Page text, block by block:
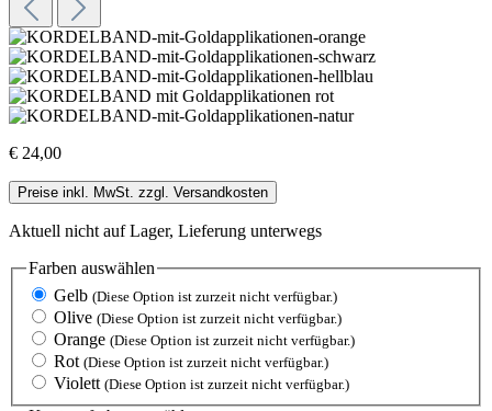
€ 24,00
Preise inkl. MwSt. zzgl. Versandkosten
Aktuell nicht auf Lager, Lieferung unterwegs
Farben auswählen
Gelb (Diese Option ist zurzeit nicht verfügbar.)
Olive (Diese Option ist zurzeit nicht verfügbar.)
Orange (Diese Option ist zurzeit nicht verfügbar.)
Rot (Diese Option ist zurzeit nicht verfügbar.)
Violett (Diese Option ist zurzeit nicht verfügbar.)